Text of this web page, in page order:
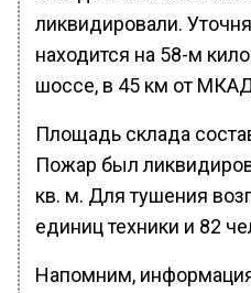
ликвидировали.
находится на 58-м
шоссе, в 45 км от
Площадь склада
Пожар был
кв. м. Для тушения
единиц техники и 82
Напомним,